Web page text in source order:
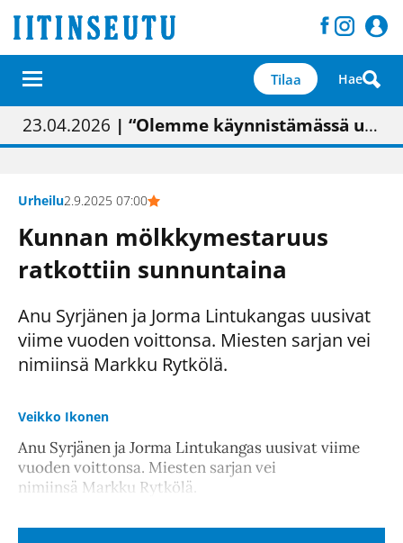
Tilaa Hae
01.02.2026 | Painon vaihtumisen pitäisi näkyä hieman parempana painojäljen laatuna lehdessä
05.02.2026 | Uudistettu kunnantalo on valoisa
23.04.2026 | “Olemme käynnistämässä uudelleen keskustavisiotyön”
09.05.2026| "Maalla on totuttu elämään omavaraisemmin kuin kaupungissa"
Urheilu2.9.2025 07:00
Kunnan mölkkymestaruus
ratkottiin sunnuntaina
Anu Syrjänen ja Jorma Lintukangas uusivat
viime vuoden voittonsa. Miesten sarjan vei
nimiinsä Markku Rytkölä.
Veikko Ikonen
Anu Syrjänen ja Jorma Lintukangas uusivat viime
vuoden voittonsa. Miesten sarjan vei
nimiinsä Markku Rytkölä.